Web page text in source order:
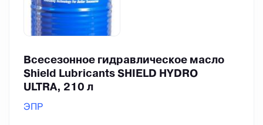
Всесезонное гидравлическое масло
Shield Lubricants SHIELD HYDRO
ULTRA, 210 л
ЭПР